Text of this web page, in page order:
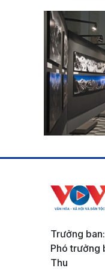
Trưởng
Phó trưởng
Thu